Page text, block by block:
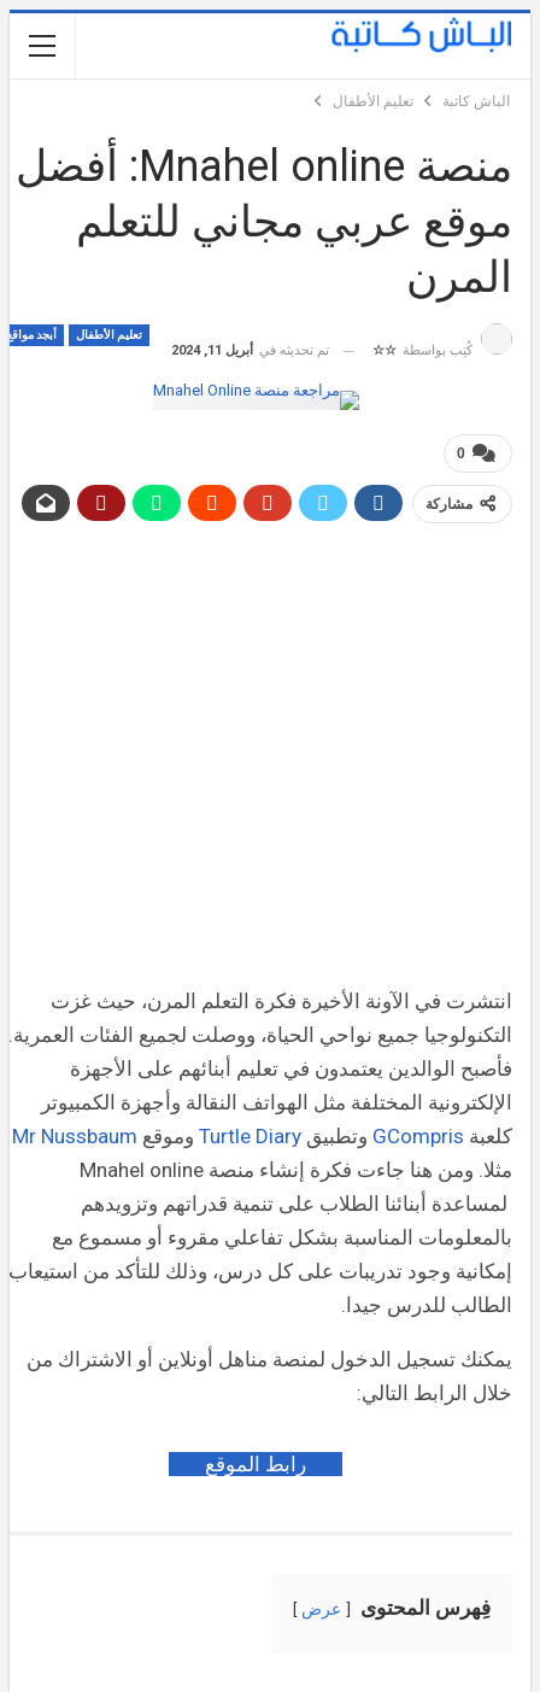
الباش كاتبة تعليم الأطفال
منصة Mnahel online: أفضل
موقع عربي مجاني للتعلم
المرن
تعليم الأطفال أبجد مواقع
كُتِب بواسطة ☆☆ تم تحديثه في أبريل 11, 2024
0
مشاركة
انتشرت في الآونة الأخيرة فكرة التعلم المرن، حيث غزت
التكنولوجيا جميع نواحي الحياة، ووصلت لجميع الفئات العمرية.
فأصبح الوالدين يعتمدون في تعليم أبنائهم على الأجهزة
الإلكترونية المختلفة مثل الهواتف النقالة وأجهزة الكمبيوتر
كلعبة GCompris وتطبيق Turtle Diary وموقع Mr Nussbaum
مثلا. ومن هنا جاءت فكرة إنشاء منصة Mnahel online
لمساعدة أبنائنا الطلاب على تنمية قدراتهم وتزويدهم
بالمعلومات المناسبة بشكل تفاعلي مقروء أو مسموع مع
إمكانية وجود تدريبات على كل درس، وذلك للتأكد من استيعاب
الطالب للدرس جيدا.
يمكنك تسجيل الدخول لمنصة مناهل أونلاين أو الاشتراك من
خلال الرابط التالي:
رابط الموقع
فِهرس المحتوى عرض